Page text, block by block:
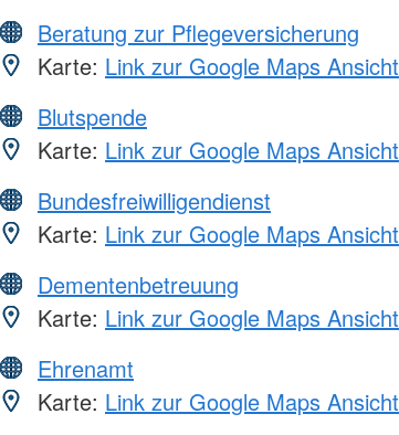
Beratung zur Pflegeversicherung
Karte: Link zur Google Maps Ansicht
Blutspende
Karte: Link zur Google Maps Ansicht
Bundesfreiwilligendienst
Karte: Link zur Google Maps Ansicht
Dementenbetreuung
Karte: Link zur Google Maps Ansicht
Ehrenamt
Karte: Link zur Google Maps Ansicht